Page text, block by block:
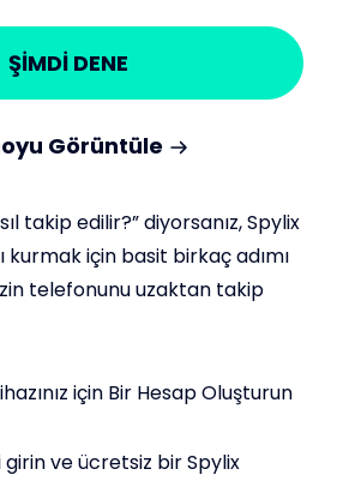
ŞİMDİ DENE
Görüntüle
takip edilir?” diyorsanız, Spylix
kurmak için basit birkaç adımı
telefonunu uzaktan takip
için Bir Hesap Oluşturun
ve ücretsiz bir Spylix